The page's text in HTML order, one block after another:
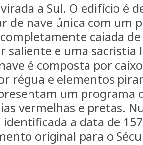
a Sul. O edifício é
de nave única com um
caiada
saliente e uma sacristia
é composta por
régua e elementos
um programa
vermelhas e pretas.
a data de
original para o